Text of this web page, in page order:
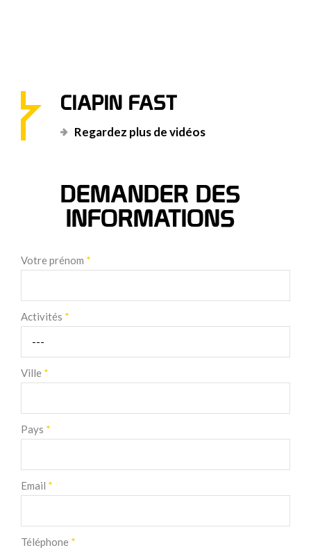
CIAPIN FAST
Regardez plus de vidéos
DEMANDER DES
INFORMATIONS
Votre prénom *
Activités *
Ville *
Pays *
Email *
Téléphone *